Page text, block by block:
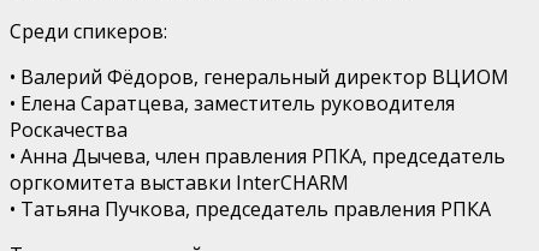
Среди спикеров:
• Валерий Фёдоров, генеральный директор ВЦИОМ
• Елена Саратцева, заместитель руководителя
Роскачества
• Анна Дычева, член правления РПКА, председатель
оргкомитета выставки InterCHARM
• Татьяна Пучкова, председатель правления РПКА